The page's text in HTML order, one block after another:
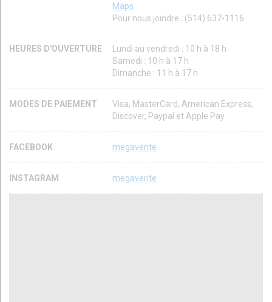
Maps
Pour nous joindre : (514) 637-1116
HEURES D'OUVERTURE
Lundi au vendredi : 10 h à 18 h
Samedi : 10 h à 17 h
Dimanche : 11 h à 17 h
MODES DE PAIEMENT
Visa, MasterCard, American Express,
Discover, Paypal et Apple Pay
FACEBOOK megavente
INSTAGRAM megavente